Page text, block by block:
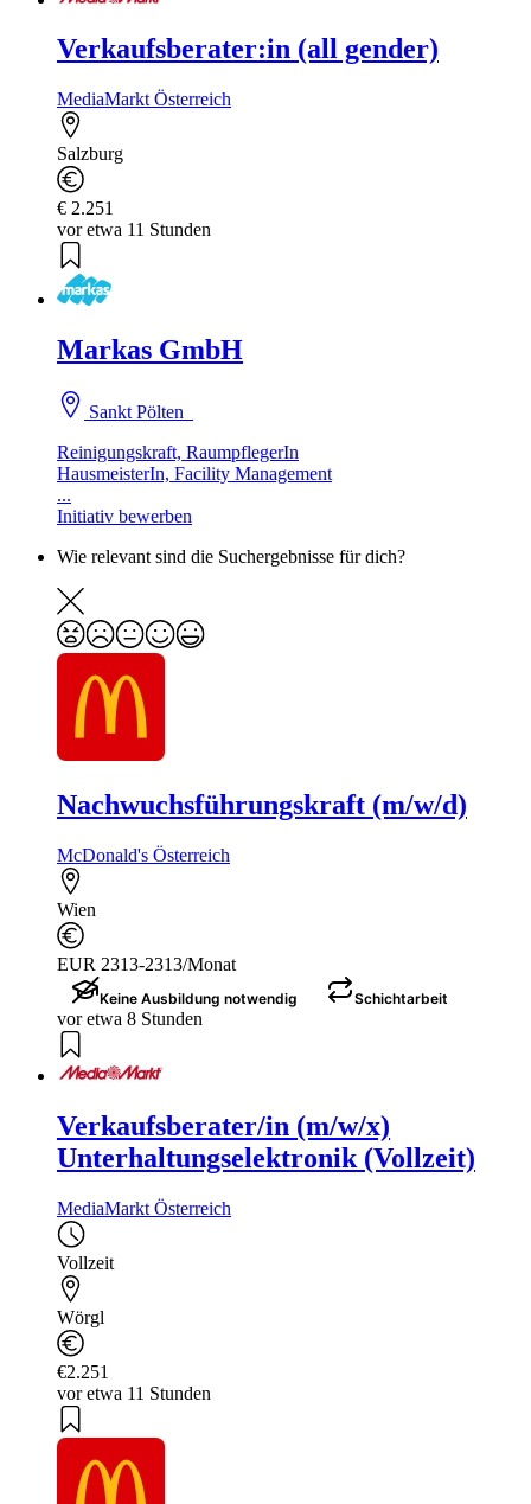
Verkaufsberater:in (all gender)
MediaMarkt Österreich
Salzburg
€ 2.251
vor etwa 11 Stunden
Markas GmbH
Sankt Pölten
Reinigungskraft, RaumpflegerIn
HausmeisterIn, Facility Management
...
Initiativ bewerben
Wie relevant sind die Suchergebnisse für dich?
Nachwuchsführungskraft (m/w/d)
McDonald's Österreich
Wien
EUR 2313-2313/Monat
Keine Ausbildung notwendig Schichtarbeit
vor etwa 8 Stunden
Verkaufsberater/in (m/w/x)
Unterhaltungselektronik (Vollzeit)
MediaMarkt Österreich
Vollzeit
Wörgl
€2.251
vor etwa 11 Stunden